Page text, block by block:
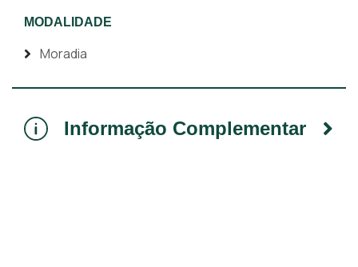
MODALIDADE
Moradia
Informação Complementar